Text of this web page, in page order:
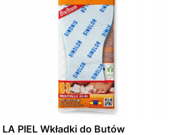
LA PIEL Wkładki do Butów